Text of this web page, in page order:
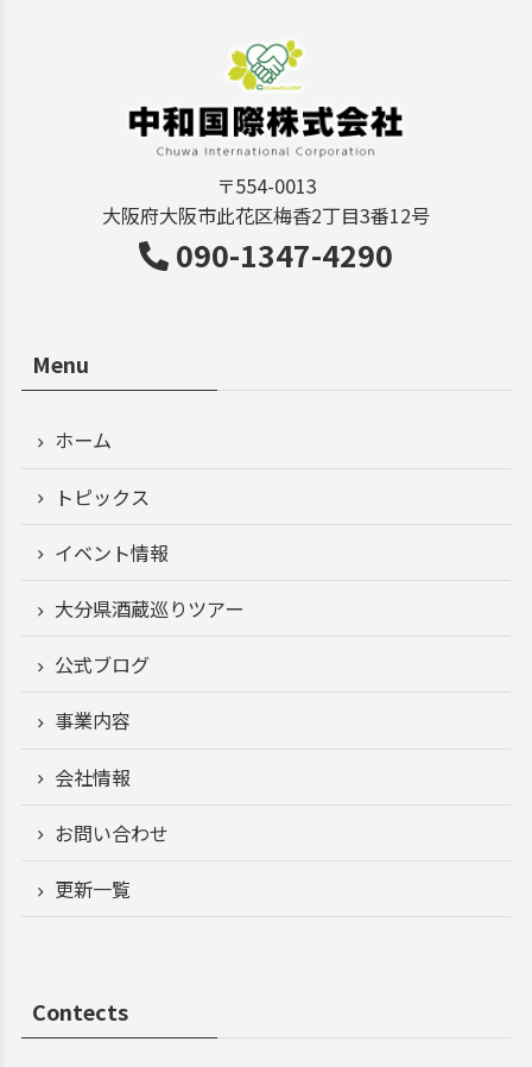
〒554-0013
大阪府大阪市此花区梅香2丁目3番12号
090-1347-4290
Menu
ホーム
トピックス
イベント情報
大分県酒蔵巡りツアー
公式ブログ
事業内容
会社情報
お問い合わせ
更新一覧
Contects